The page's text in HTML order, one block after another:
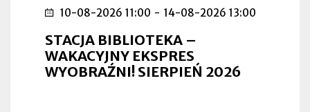
10-08-2026 11:00 - 14-08-2026 13:00
STACJA BIBLIOTEKA –
WAKACYJNY EKSPRES
WYOBRAŹNI! SIERPIEŃ 2026